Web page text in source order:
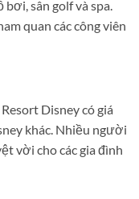
bơi, sân golf và spa.
quan các công viên
Disney có giá
khác. Nhiều người
vời cho các gia đình